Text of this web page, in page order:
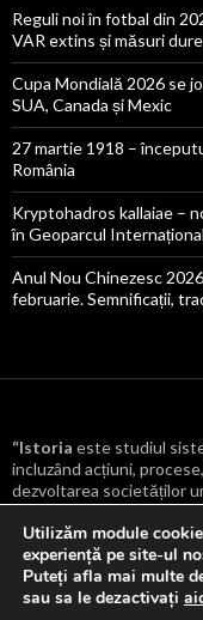
Reguli noi în fotbal din
VAR extins și măsuri
Cupa Mondială 2026 se
SUA, Canada și Mexic
27 martie 1918 –
România
Kryptohadros kallaiae –
în Geoparcul
Anul Nou Chinezesc
februarie. Semnificații,
“Istoria este studiul
incluzând acțiuni,
dezvoltarea societăților
și cauzele și
transformărilor culturale,
modelat lumea. “
Utilizăm module
experiență pe site-ul
Puteți afla mai multe
sau sa le dezactivați